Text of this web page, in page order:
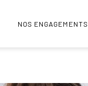
NOS ENGAGEMENTS